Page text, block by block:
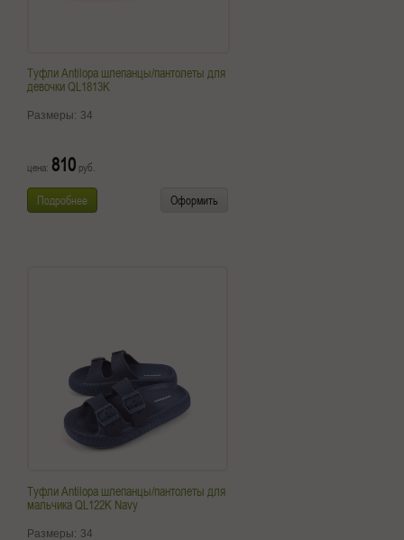
Туфли Antilopa шлепанцы/пантолеты для
девочки QL1813K
Размеры: 34
цена: 810 руб.
Подробнее Оформить
Туфли Antilopa шлепанцы/пантолеты для
мальчика QL122K Navy
Размеры: 34